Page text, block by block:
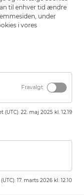
overveje, hvad du og
sig på ventelisten
til enhver tid ændre
under
i vores
Fravalgt
(UTC): 22. maj 2025 kl. 12.19
: 17. marts 2026 kl. 12.10